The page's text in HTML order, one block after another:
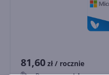
81,60 zł / rocznie
0